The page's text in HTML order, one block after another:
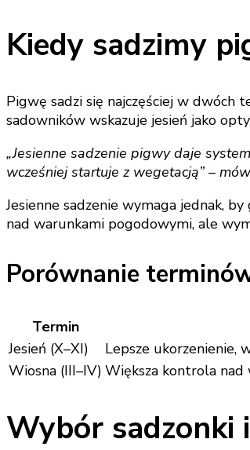
Kiedy sadzimy
Pigwę sadzi się najczęściej w dwóch
sadowników wskazuje jesień jako
„Jesienne sadzenie pigwy daje
wcześniej startuje z wegetacją” –
Jesienne sadzenie wymaga jednak,
nad warunkami pogodowymi, ale
Porównanie
Termin
Jesień (X–XI)
Lepsze ukorzenienie,
Wiosna (III–IV) Większa kontrola nad
Wybór